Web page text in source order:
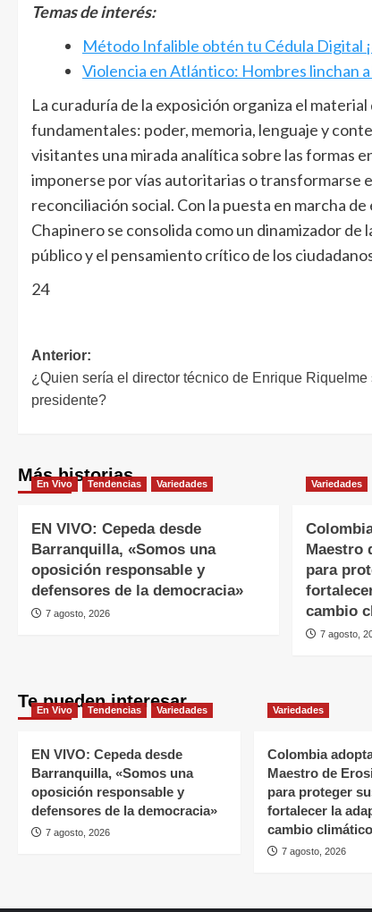
Temas de interés:
Método Infalible obtén tu Cédula Digital
Violencia en Atlántico: Hombres linchan
La curaduría de la exposición organiza el
fundamentales: poder, memoria, lenguaje y
visitantes una mirada analítica sobre las formas
imponerse por vías autoritarias o transformarse
reconciliación social. Con la puesta en marcha
Chapinero se consolida como un dinamizador
público y el pensamiento crítico de los
24
Anterior:
¿Quien sería el director técnico de Enrique Riquelme
presidente?
Más historias
En Vivo Tendencias Variedades
EN VIVO: Cepeda desde
Barranquilla, «Somos una
oposición responsable y
defensores de la democracia»
7 agosto, 2026
Variedades
Maestro
para
cambio
7 agosto,
Te pueden interesar
En Vivo Tendencias Variedades
EN VIVO: Cepeda desde
Barranquilla, «Somos una
oposición responsable y
defensores de la democracia»
7 agosto, 2026
Variedades
Colombia
Maestro de
para proteger
fortalecer la
cambio
7 agosto, 2026